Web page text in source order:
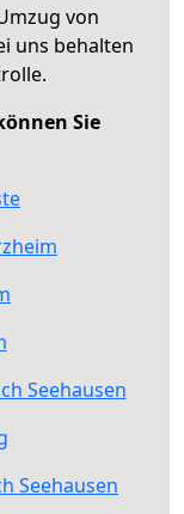
von
uns behalten
Sie
Seehausen
Seehausen